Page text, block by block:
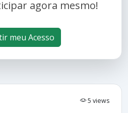
agora mesmo!
meu Acesso
5 views